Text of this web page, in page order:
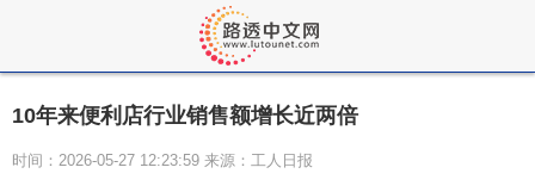
10年来便利店行业销售额增长近两倍
时间：2026-05-27 12:23:59 来源：工人日报